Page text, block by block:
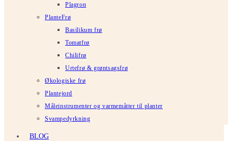
Plagron
PlanteFrø
Basilikum frø
Tomatfrø
Chilifrø
Urtefrø & grøntsagsfrø
Økologiske frø
Plantejord
Måleinstrumenter og varmemåtter til planter
Svampedyrkning
BLOG